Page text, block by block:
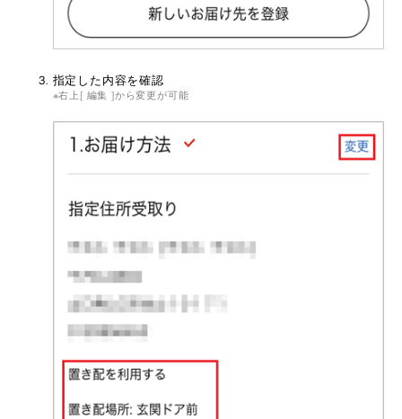
指定した内容を確認
右上[ 編集 ]から変更が可能